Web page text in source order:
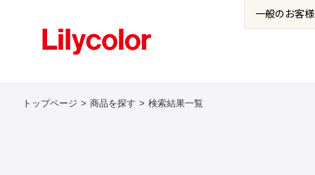
一般のお客様
トップページ 商品を探す 検索結果一覧